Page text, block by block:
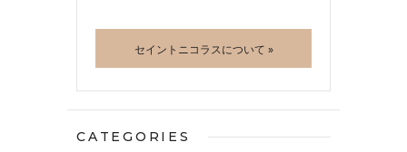
セイントニコラスについて »
CATEGORIES